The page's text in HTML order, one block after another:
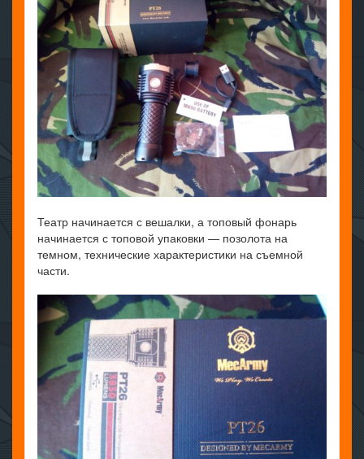
Театр начинается с вешалки, а топовый фонарь
начинается с топовой упаковки — позолота на
темном, технические характеристики на съемной
части.